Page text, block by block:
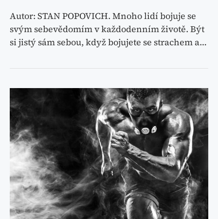
Autor: STAN POPOVICH. Mnoho lidí bojuje se
svým sebevědomím v každodenním životě. Být
si jistý sám sebou, když bojujete se strachem a…